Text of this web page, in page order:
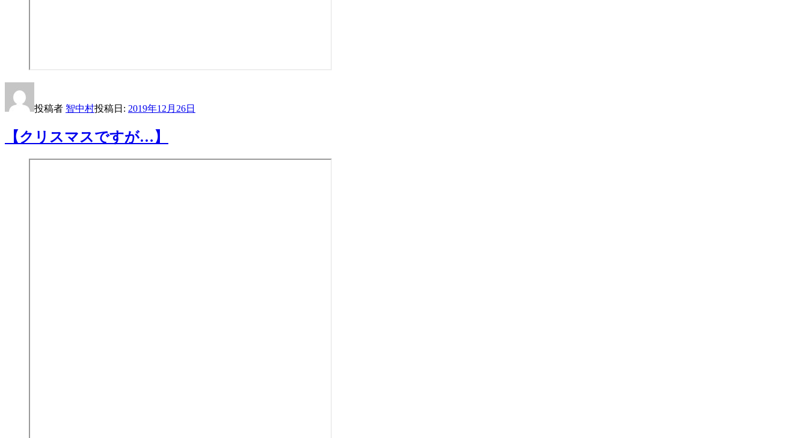
投稿者 智中村投稿日: 2019年12月26日
【クリスマスですが…】